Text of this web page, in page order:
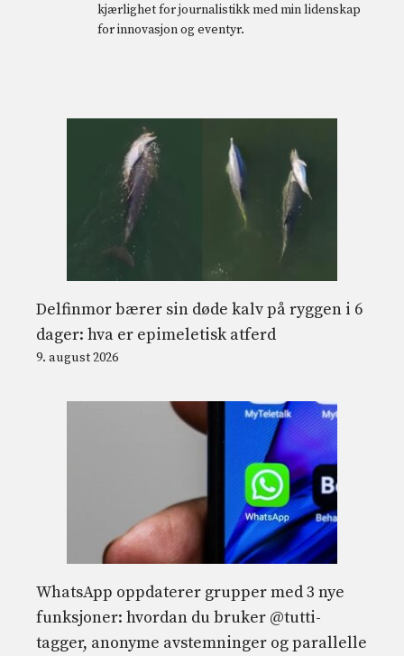
kjærlighet for journalistikk med min lidenskap
for innovasjon og eventyr.
Delfinmor bærer sin døde kalv på ryggen i 6
dager: hva er epimeletisk atferd
9. august 2026
WhatsApp oppdaterer grupper med 3 nye
funksjoner: hvordan du bruker @tutti-
tagger, anonyme avstemninger og parallelle